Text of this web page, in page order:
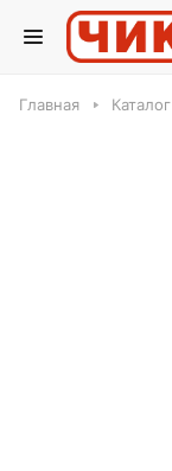
Главная Каталог